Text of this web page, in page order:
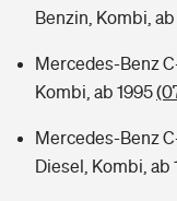
Benzin, Kombi, ab
Mercedes-Benz
Kombi, ab 1995
Mercedes-Benz
Diesel, Kombi, ab